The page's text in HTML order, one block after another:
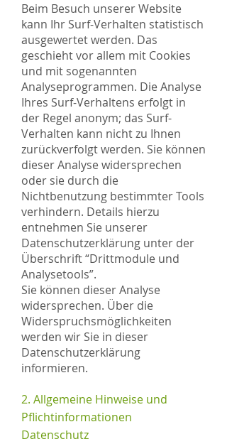
Beim Besuch unserer Website
kann Ihr Surf-Verhalten statistisch
ausgewertet werden. Das
geschieht vor allem mit Cookies
und mit sogenannten
Analyseprogrammen. Die Analyse
Ihres Surf-Verhaltens erfolgt in
der Regel anonym; das Surf-
Verhalten kann nicht zu Ihnen
zurückverfolgt werden. Sie können
dieser Analyse widersprechen
oder sie durch die
Nichtbenutzung bestimmter Tools
verhindern. Details hierzu
entnehmen Sie unserer
Datenschutzerklärung unter der
Überschrift “Drittmodule und
Analysetools”.
Sie können dieser Analyse
widersprechen. Über die
Widerspruchsmöglichkeiten
werden wir Sie in dieser
Datenschutzerklärung
informieren.
2. Allgemeine Hinweise und
Pflichtinformationen
Datenschutz